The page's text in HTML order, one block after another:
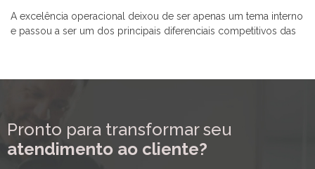
A excelência operacional deixou de ser apenas um tema interno
e passou a ser um dos principais diferenciais competitivos das
Pronto para transformar seu
atendimento ao cliente?